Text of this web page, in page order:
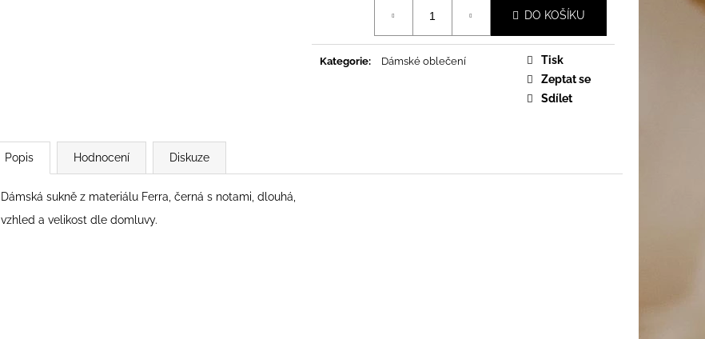
DO KOŠÍKU
Kategorie: Dámské oblečení
Tisk
Zeptat se
Sdílet
Popis Hodnocení Diskuze
Dámská sukně z materiálu Ferra, černá s notami, dlouhá,
vzhled a velikost dle domluvy.